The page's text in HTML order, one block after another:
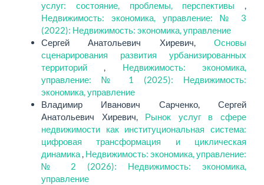
услуг: состояние, проблемы, перспективы ,
Недвижимость: экономика, управление: № 3
(2022): Недвижимость: экономика, управление
Сергей Анатольевич Хиревич, Основы
сценарирования развития урбанизированных
территорий, Недвижимость: экономика,
управление: № 1 (2025): Недвижимость:
экономика, управление
Владимир Иванович Сарченко, Сергей
Анатольевич Хиревич, Рынок услуг в сфере
недвижимости как институциональная система:
цифровая трансформация и циклическая
динамика, Недвижимость: экономика, управление:
№ 2 (2026): Недвижимость: экономика,
управление